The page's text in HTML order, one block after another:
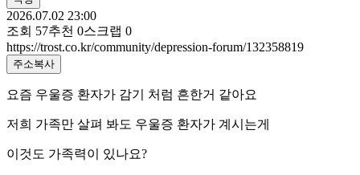
2026.07.02 23:00
조회 57추천 0스크랩 0
https://trost.co.kr/community/depression-forum/132358819
주소복사
요즘 우울증 환자가 감기 처럼 흔한거 같아요
저희 가족만 살펴 봐도 우울증 환자가 계시는게
이것도 가족력이 있나요?